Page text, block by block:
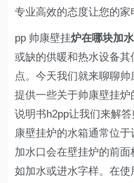
专业高效的态度让您的家
pp 帅康壁挂炉在哪块加
或缺的供暖和热水设备
点。今天我们就来聊聊
提供一些关于帅康壁挂
说明书h2pp让我们来解
康壁挂炉的水箱通常位于
加水口会在壁挂炉的前
如加水或进水字样。在